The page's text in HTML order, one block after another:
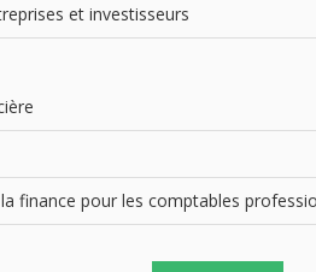
et investisseurs
finance pour les comptables